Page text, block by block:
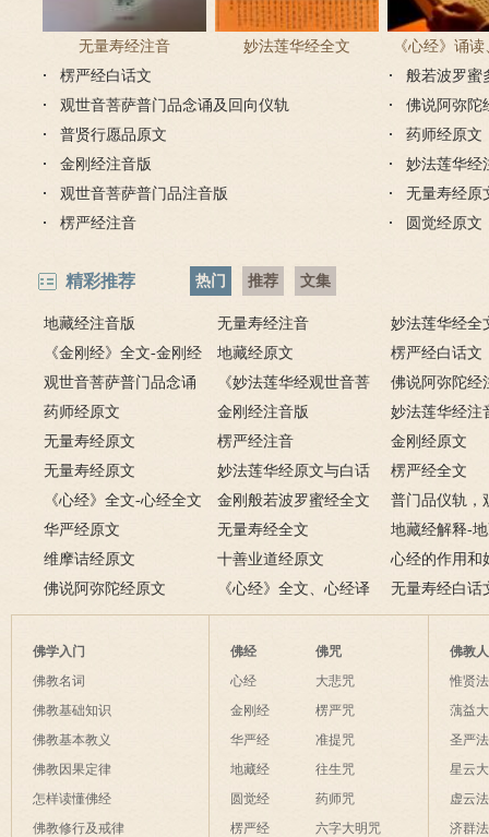
无量寿经注音 妙法莲华经全文
《心经》诵
步骤
楞严经白话文
般若波罗蜜
观世音菩萨普门品念诵及回向仪轨
佛说阿弥陀
普贤行愿品原文
药师经原文
金刚经注音版
妙法莲华经
观世音菩萨普门品注音版
无量寿经原
楞严经注音
圆觉经原文
精彩推荐 热门 推荐 文集
地藏经注音版 无量寿经注音
妙法莲华经全
《金刚经》全文-金刚经
原文、译文及释意
地藏经原文
楞严经白话文
观世音菩萨普门品念诵
及回向仪轨
《妙法莲华经观世音菩
萨普门品》全文
佛说阿弥陀经
药师经原文
金刚经注音版
妙法莲华经注
无量寿经原文
楞严经注音
金刚经原文
无量寿经原文
妙法莲华经原文与白话
文对照版
楞严经全文
《心经》全文-心经全文
注音及译文
金刚般若波罗蜜经全文
普门品仪轨，
萨普门品完整
华严经原文 无量寿经全文
地藏经解释-
白话解释
维摩诘经原文 十善业道经原文
心经的作用和
经有什么作用
佛说阿弥陀经原文
《心经》全文、心经译
文解释
无量寿经白话
佛学入门
佛教名词
佛教基础知识
佛教基本教义
佛教因果定律
怎样读懂佛经
佛教修行及戒律
佛经
心经
金刚经
华严经
地藏经
圆觉经
楞严经
佛咒
大悲咒
楞严咒
准提咒
往生咒
药师咒
六字大明咒
佛教
惟贤
蕅益
圣严
星云
虚云
济群